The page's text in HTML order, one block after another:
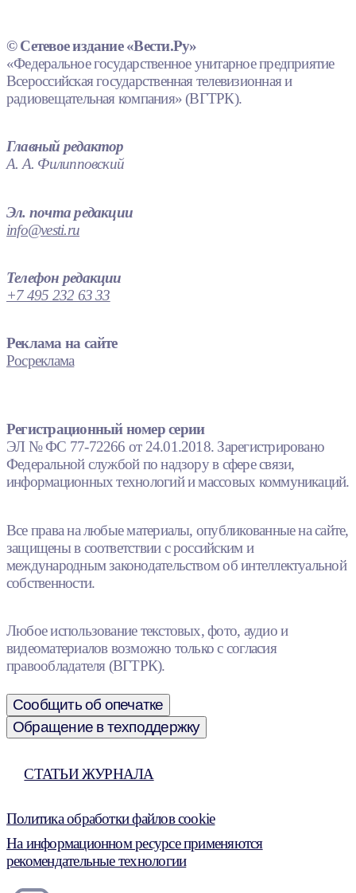
© Сетевое издание «Вести.Ру»
«Федеральное государственное унитарное предприятие
Всероссийская государственная телевизионная и
радиовещательная компания» (ВГТРК).
Главный редактор
А. А. Филипповский
Эл. почта редакции
info@vesti.ru
Телефон редакции
+7 495 232 63 33
Реклама на сайте
Росреклама
Регистрационный номер серии
ЭЛ № ФС 77-72266 от 24.01.2018. Зарегистрировано
Федеральной службой по надзору в сфере связи,
информационных технологий и массовых коммуникаций.
Все права на любые материалы, опубликованные на сайте,
защищены в соответствии с российским и
международным законодательством об интеллектуальной
собственности.
Любое использование текстовых, фото, аудио и
видеоматериалов возможно только с согласия
правообладателя (ВГТРК).
Сообщить об опечатке
Обращение в техподдержку
СТАТЬИ ЖУРНАЛА
Политика обработки файлов cookie
На информационном ресурсе применяются
рекомендательные технологии